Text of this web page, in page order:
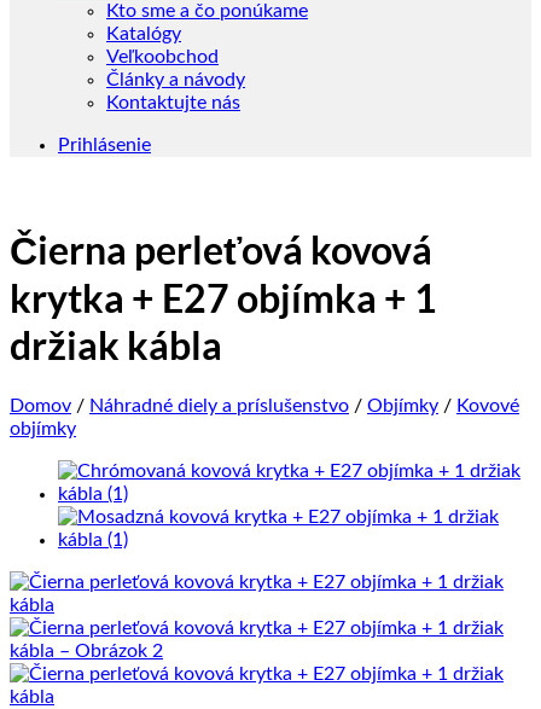
Kto sme a čo ponúkame
Katalógy
Veľkoobchod
Články a návody
Kontaktujte nás
Prihlásenie
Čierna perleťová kovová
krytka + E27 objímka + 1
držiak kábla
Domov / Náhradné diely a príslušenstvo / Objímky / Kovové
objímky